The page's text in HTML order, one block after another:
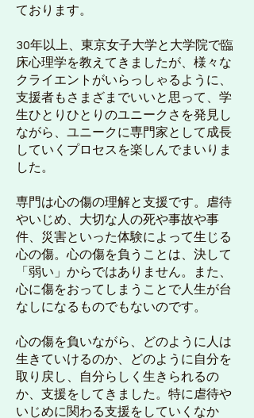
ております。
30年以上、東京女子大学と大学院で臨
床心理学を教えてきましたが、様々な
クライエントがいらっしゃるように、
支援者もさまざまでいいと思って、学
生ひとりひとりのユニークさを発見し
ながら、ユニークに専門家として成長
していくプロセスを楽しんでまいりま
した。
専門は心の傷の理解と支援です。虐待
やいじめ、大切な人の死や事故や事
件、災害といった体験によって生じる
心の傷。心の傷を負うことは、決して
「弱い」からではありません。また、
心に傷をおってしまうことで人生が台
なしになるものでもないのです。
心の傷を負いながら、どのように人は
生きていけるのか、どのように自分を
取り戻し、自分らしく生きられるの
か、支援をしてきました。特に虐待や
いじめに関わる支援をしていくなか